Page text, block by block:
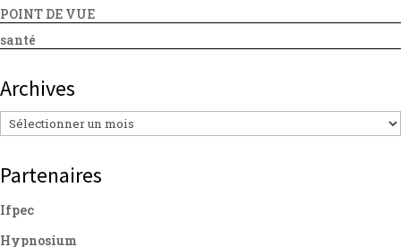
POINT DE VUE
santé
Archives
Archives
Partenaires
Ifpec
Hypnosium